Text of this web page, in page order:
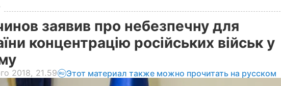
заявив про небезпечну для
концентрацію російських військ у
2018, 21.59 Этот материал также можно прочитать на русском